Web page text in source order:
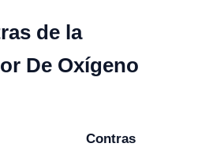
de la
De Oxígeno
Contras